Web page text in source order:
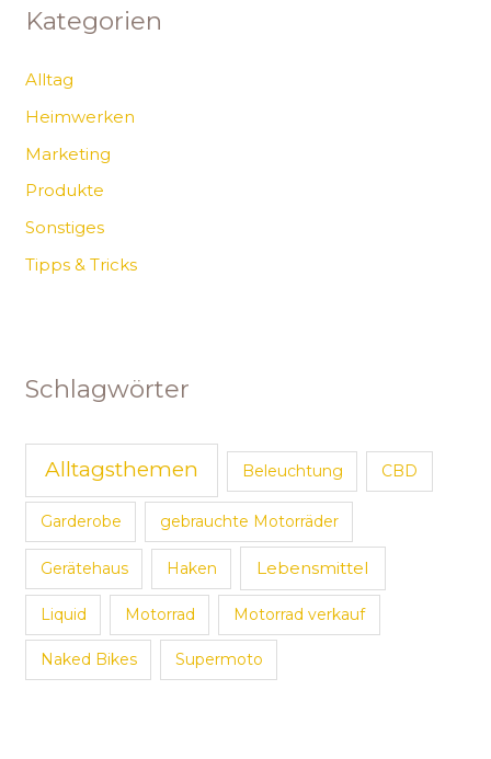
Kategorien
Alltag
Heimwerken
Marketing
Produkte
Sonstiges
Tipps & Tricks
Schlagwörter
Alltagsthemen Beleuchtung CBD
Garderobe gebrauchte Motorräder
Gerätehaus Haken Lebensmittel
Liquid Motorrad Motorrad verkauf
Naked Bikes Supermoto